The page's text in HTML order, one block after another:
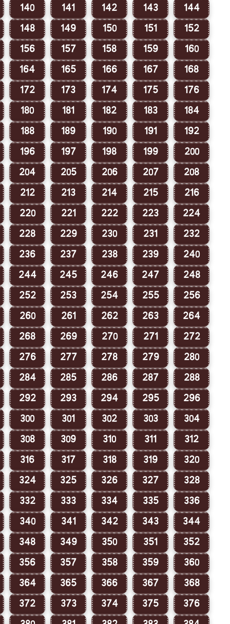
140
141 142 143
144
148
149 150 151
152
156
157 158 159
160
164
165 166 167
168
172
173 174 175
176
180
181 182 183
184
188
189 190 191
192
196
197 198 199
200
204
205 206 207
208
212
213 214 215
216
220
221 222 223
224
228
229 230 231
232
236
237 238 239
240
244
245 246 247
248
252
253 254 255
256
260
261 262 263
264
268
269 270 271
272
276
277 278 279
280
284
285 286 287
288
292
293 294 295
296
300
301 302 303
304
308
309 310 311
312
316
317 318 319
320
324
325 326 327
328
332
333 334 335
336
340
341 342 343
344
348
349 350 351
352
356
357 358 359
360
364
365 366 367
368
372
373 374 375
376